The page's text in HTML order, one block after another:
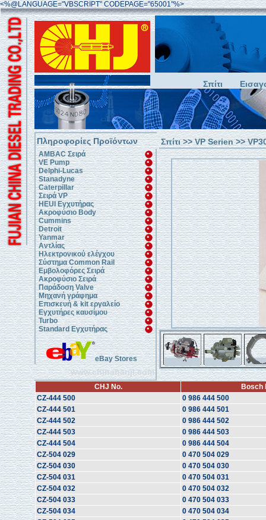
<%@LANGUAGE="VBSCRIPT" CODEPAGE="65001"%>
Σπίτι
Πληροφορίες Προϊόντων
AMBAC Σειρά
VE Pump
Delphi-Lucas
Stanadyne
Caterpillar
Σειρά VP
HEUI Εγχυτήρας
Ακροφύσιο Body
Cummins
Detroit
Yanmar
Αντλίας
Ηλεκτρονικού ελέγχου
Σύστημα Common Rail
Εμβολοφόρες Σειρά
Ακροφύσιο Σειρά
Παράδοση Valve
Μηχανή γράφημα
Επισκευή & kit εργαλείο
Εγχυτήρες καυσίμου
Turbo
Standard Εγχυτήρας
eBay Stores
www.chinahanji.com
Σπίτι>>VP Serien>>
CHJ No.
Bosch
CZ-444 500
0 986 444 500
CZ-444 501
0 986 444 501
CZ-444 502
0 986 444 502
CZ-444 503
0 986 444 503
CZ-444 504
0 986 444 504
CZ-504 029
0 470 504 029
CZ-504 030
0 470 504 030
CZ-504 031
0 470 504 031
CZ-504 032
0 470 504 032
CZ-504 033
0 470 504 033
CZ-504 034
0 470 504 034